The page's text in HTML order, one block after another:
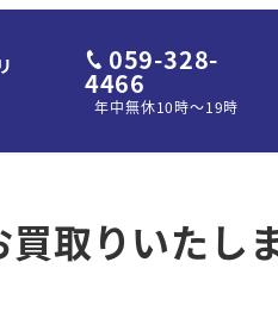
059-328-
4466
年中無休10時～19時
取りいたし